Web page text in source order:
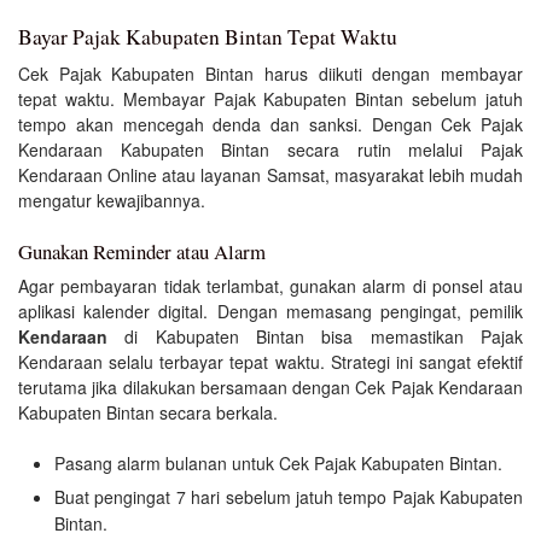
Bayar Pajak Kabupaten Bintan Tepat Waktu
Cek Pajak Kabupaten Bintan harus diikuti dengan membayar
tepat waktu. Membayar Pajak Kabupaten Bintan sebelum jatuh
tempo akan mencegah denda dan sanksi. Dengan Cek Pajak
Kendaraan Kabupaten Bintan secara rutin melalui Pajak
Kendaraan Online atau layanan Samsat, masyarakat lebih mudah
mengatur kewajibannya.
Gunakan Reminder atau Alarm
Agar pembayaran tidak terlambat, gunakan alarm di ponsel atau
aplikasi kalender digital. Dengan memasang pengingat, pemilik
Kendaraan di Kabupaten Bintan bisa memastikan Pajak
Kendaraan selalu terbayar tepat waktu. Strategi ini sangat efektif
terutama jika dilakukan bersamaan dengan Cek Pajak Kendaraan
Kabupaten Bintan secara berkala.
Pasang alarm bulanan untuk Cek Pajak Kabupaten Bintan.
Buat pengingat 7 hari sebelum jatuh tempo Pajak Kabupaten
Bintan.